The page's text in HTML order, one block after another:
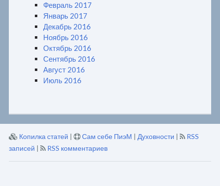
Февраль 2017
Январь 2017
Декабрь 2016
Ноябрь 2016
Октябрь 2016
Сентябрь 2016
Август 2016
Июль 2016
Копилка статей | Сам себе ПиэМ | Духовности |
RSS
записей | RSS комментариев